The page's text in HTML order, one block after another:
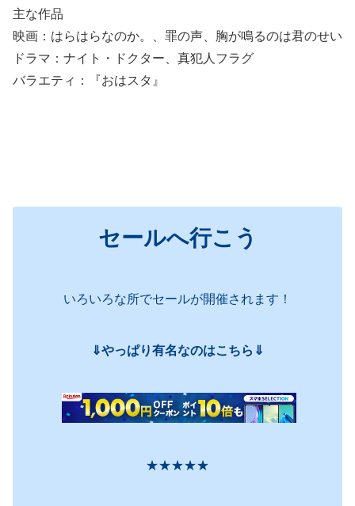
主な作品
映画：はらはらなのか。、罪の声、胸が鳴るのは君のせい
ドラマ：ナイト・ドクター、真犯人フラグ
バラエティ：『おはスタ』
セールへ行こう
いろいろな所でセールが開催されます！
⇓やっぱり有名なのはこちら⇓
★★★★★